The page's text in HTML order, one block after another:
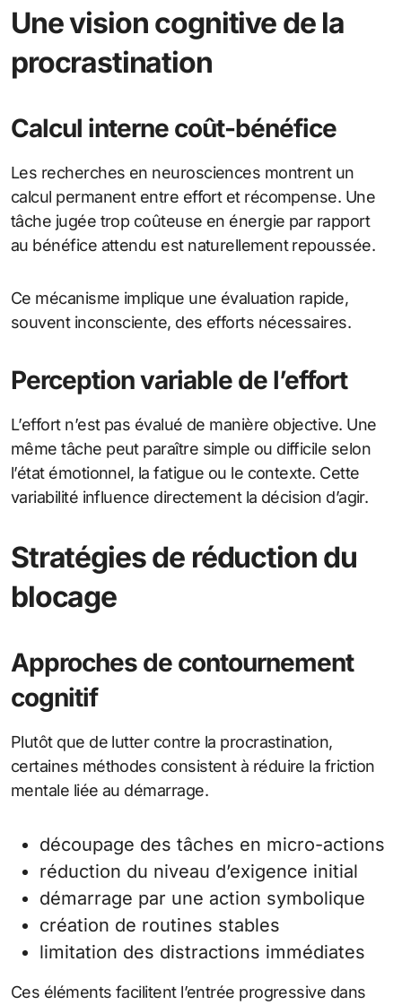
Une vision cognitive de la
procrastination
Calcul interne coût-bénéfice
Les recherches en neurosciences montrent un
calcul permanent entre effort et récompense. Une
tâche jugée trop coûteuse en énergie par rapport
au bénéfice attendu est naturellement repoussée.
Ce mécanisme implique une évaluation rapide,
souvent inconsciente, des efforts nécessaires.
Perception variable de l’effort
L’effort n’est pas évalué de manière objective. Une
même tâche peut paraître simple ou difficile selon
l’état émotionnel, la fatigue ou le contexte. Cette
variabilité influence directement la décision d’agir.
Stratégies de réduction du
blocage
Approches de contournement
cognitif
Plutôt que de lutter contre la procrastination,
certaines méthodes consistent à réduire la friction
mentale liée au démarrage.
découpage des tâches en micro-actions
réduction du niveau d’exigence initial
démarrage par une action symbolique
création de routines stables
limitation des distractions immédiates
Ces éléments facilitent l’entrée progressive dans